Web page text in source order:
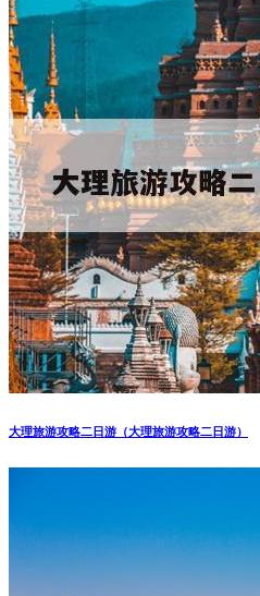
大理旅游攻略二日游（大理旅游攻略二日游）